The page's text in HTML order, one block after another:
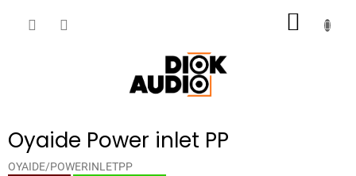
Oyaide Power inlet PP
OYAIDE/POWERINLETPP